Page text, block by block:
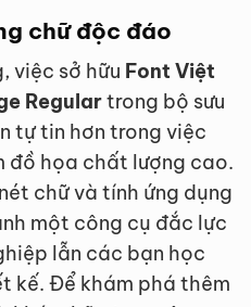
chữ độc đáo
việc sở hữu Font Việt
Regulartrong bộ sưu
tự tin hơn trong việc
đồ họa chất lượng cao.
chữ và tính ứng dụng
một công cụ đắc lực
lẫn các bạn học
kế. Để khám phá thêm